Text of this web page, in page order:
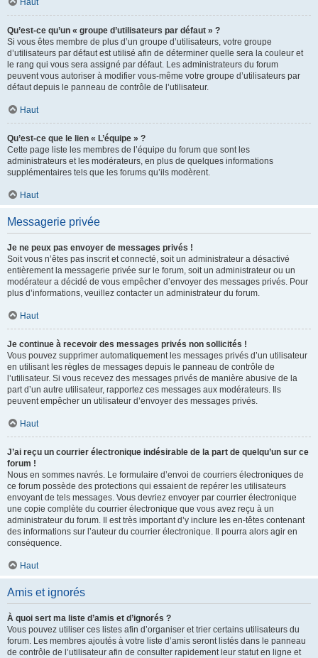
Haut
Qu’est-ce qu’un « groupe d’utilisateurs par défaut » ?
Si vous êtes membre de plus d’un groupe d’utilisateurs, votre groupe
d’utilisateurs par défaut est utilisé afin de déterminer quelle sera la couleur et
le rang qui vous sera assigné par défaut. Les administrateurs du forum
peuvent vous autoriser à modifier vous-même votre groupe d’utilisateurs par
défaut depuis le panneau de contrôle de l’utilisateur.
Haut
Qu’est-ce que le lien « L’équipe » ?
Cette page liste les membres de l’équipe du forum que sont les
administrateurs et les modérateurs, en plus de quelques informations
supplémentaires tels que les forums qu’ils modèrent.
Haut
Messagerie privée
Je ne peux pas envoyer de messages privés !
Soit vous n’êtes pas inscrit et connecté, soit un administrateur a désactivé
entièrement la messagerie privée sur le forum, soit un administrateur ou un
modérateur a décidé de vous empêcher d’envoyer des messages privés. Pour
plus d’informations, veuillez contacter un administrateur du forum.
Haut
Je continue à recevoir des messages privés non sollicités !
Vous pouvez supprimer automatiquement les messages privés d’un utilisateur
en utilisant les règles de messages depuis le panneau de contrôle de
l’utilisateur. Si vous recevez des messages privés de manière abusive de la
part d’un autre utilisateur, rapportez ces messages aux modérateurs. Ils
peuvent empêcher un utilisateur d’envoyer des messages privés.
Haut
J’ai reçu un courrier électronique indésirable de la part de quelqu’un sur ce
forum !
Nous en sommes navrés. Le formulaire d’envoi de courriers électroniques de
ce forum possède des protections qui essaient de repérer les utilisateurs
envoyant de tels messages. Vous devriez envoyer par courrier électronique
une copie complète du courrier électronique que vous avez reçu à un
administrateur du forum. Il est très important d’y inclure les en-têtes contenant
des informations sur l’auteur du courrier électronique. Il pourra alors agir en
conséquence.
Haut
Amis et ignorés
À quoi sert ma liste d’amis et d’ignorés ?
Vous pouvez utiliser ces listes afin d’organiser et trier certains utilisateurs du
forum. Les membres ajoutés à votre liste d’amis seront listés dans le panneau
de contrôle de l’utilisateur afin de consulter rapidement leur statut en ligne et